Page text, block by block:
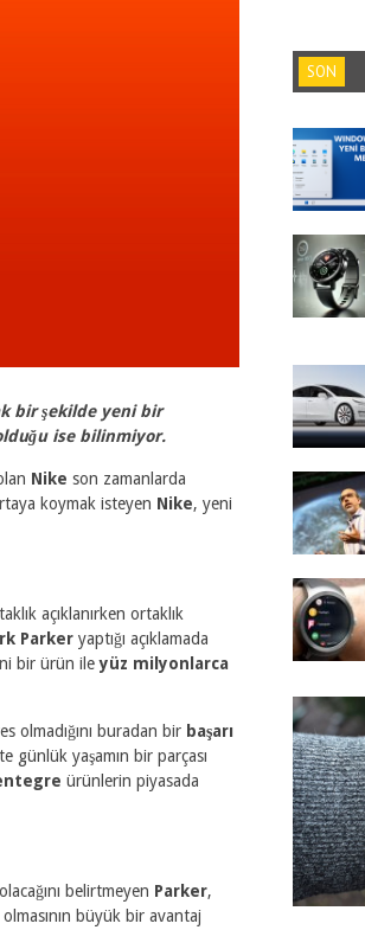
bir şekilde yeni bir
ise bilinmiyor.
Nike son zamanlarda
koymak isteyen Nike, yeni
açıklanırken ortaklık
Parker yaptığı açıklamada
bir ürün ileyüz milyonlarca
olmadığını buradan bir başarı
günlük yaşamın bir parçası
ürünlerin piyasada
belirtmeyen Parker,
olmasının büyük bir avantaj
SON